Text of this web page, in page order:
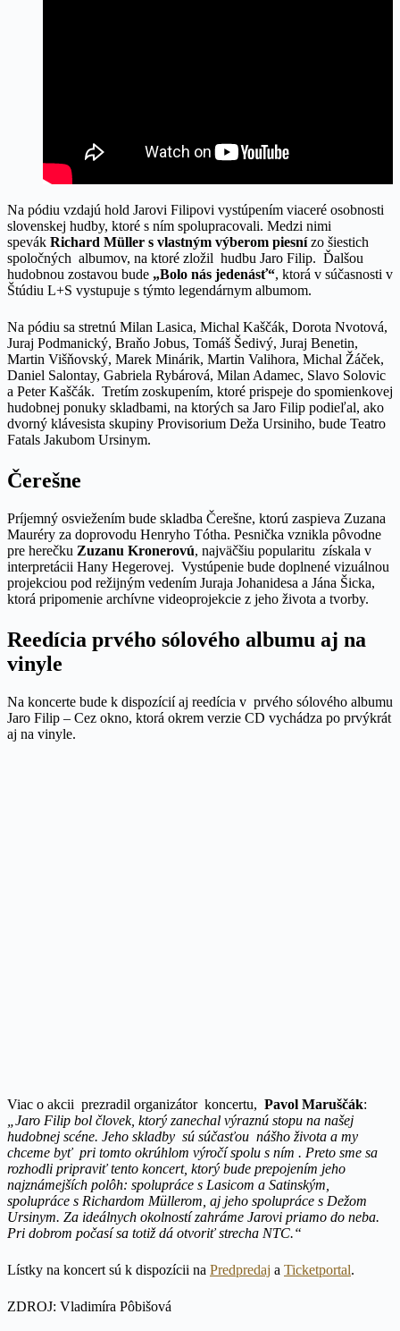
Na pódiu vzdajú hold Jarovi Filipovi vystúpením viaceré osobnosti
slovenskej hudby, ktoré s ním spolupracovali. Medzi nimi
spevák Richard Müller s vlastným výberom piesnízo šiestich
spoločných albumov, na ktoré zložil hudbu Jaro Filip. Ďalšou
hudobnou zostavou bude „Bolo nás jedenásť“, ktorá v súčasnosti v
Štúdiu L+S vystupuje s týmto legendárnym albumom.
Na pódiu sa stretnú Milan Lasica, Michal Kaščák, Dorota Nvotová,
Juraj Podmanický, Braňo Jobus, Tomáš Šedivý, Juraj Benetin,
Martin Višňovský, Marek Minárik, Martin Valihora, Michal Žáček,
Daniel Salontay, Gabriela Rybárová, Milan Adamec, Slavo Solovic
a Peter Kaščák. Tretím zoskupením, ktoré prispeje do spomienkovej
hudobnej ponuky skladbami, na ktorých sa Jaro Filip podieľal, ako
dvorný klávesista skupiny Provisorium Deža Ursiniho, bude Teatro
Fatals Jakubom Ursinym.
Čerešne
Príjemný osviežením bude skladba Čerešne, ktorú zaspieva Zuzana
Mauréry za doprovodu Henryho Tótha. Pesnička vznikla pôvodne
pre herečku Zuzanu Kronerovú, najväčšiu popularitu získala v
interpretácii Hany Hegerovej. Vystúpenie bude doplnené vizuálnou
projekciou pod režijným vedením Juraja Johanidesa a Jána Šicka,
ktorá pripomenie archívne videoprojekcie z jeho života a tvorby.
Reedícia prvého sólového albumu aj na
vinyle
Na koncerte bude k dispozícií aj reedícia v prvého sólového albumu
Jaro Filip – Cez okno, ktorá okrem verzie CD vychádza po prvýkrát
aj na vinyle.
Viac o akcii prezradil organizátor koncertu, Pavol Maruščák:
„Jaro Filip bol človek, ktorý zanechal výraznú stopu na našej
hudobnej scéne. Jeho skladby sú súčasťou nášho života a my
chceme byť pri tomto okrúhlom výročí spolu s ním . Preto sme sa
rozhodli pripraviť tento koncert, ktorý bude prepojením jeho
najznámejších polôh: spolupráce s Lasicom a Satinským,
spolupráce s Richardom Müllerom, aj jeho spolupráce s Dežom
Ursinym. Za ideálnych okolností zahráme Jarovi priamo do neba.
Pri dobrom počasí sa totiž dá otvoriť strecha NTC.“
Lístky na koncert sú k dispozícii na Predpredaj a Ticketportal.
ZDROJ: Vladimíra Pôbišová